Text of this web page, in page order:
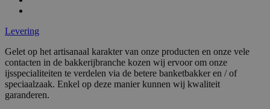
Levering
Gelet op het artisanaal karakter van onze producten en onze vele
contacten in de bakkerijbranche kozen wij ervoor om onze
ijsspecialiteiten te verdelen via de betere banketbakker en / of
speciaalzaak. Enkel op deze manier kunnen wij kwaliteit
garanderen.
invalidation
www.surprice.be
Google Privacy Policy